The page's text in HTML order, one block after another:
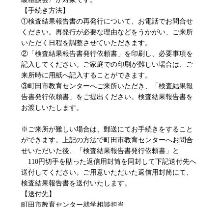
【手続き方法】
①検査結果報告書の再発行について、お電話でお問合せ
ください。再発行が必要な理由などをうかがい、ご来所
いただく日程を調整させていただきます。
②「検査結果報告書発行依頼書」を印刷し、必要事項を
記入してください。
ご家庭での印刷が難しい場合は、ご
来所時に用紙へ記入することができます。
③町田市教育センターへご来所いただき、「検査結果報
告書発行依頼書」をご提出ください。検査結果報告書を
お渡しいたします。
※ご来所が難しい場合は、郵送にてお手続きをすること
ができます。上記の方法で町田市教育センターへお問合
せいただいた後、
「検査結果報告書発行依頼書」と
110円切手を貼った返信用封筒を同封して下記送付先へ
送付してください。
ご用意いただいた返信用封筒にて、
検査結果報告書を送付いたします。
【送付先】
町田市教育センター就学相談担当